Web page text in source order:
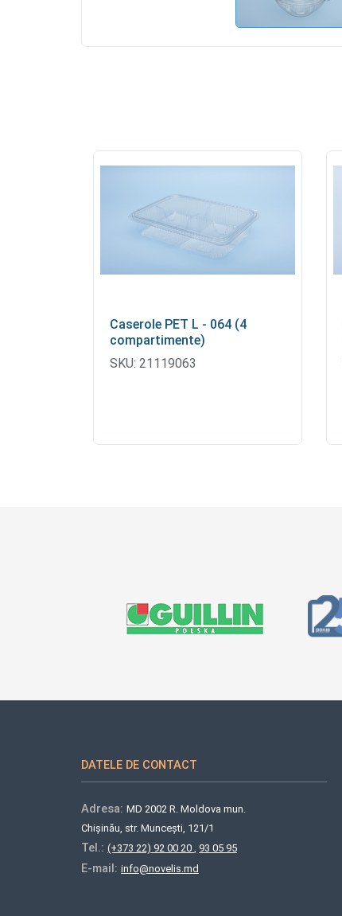
Caserole PET L - 064 (4
compartimente)
SKU: 21119063
DATELE DE CONTACT
Adresa: MD 2002 R. Moldova mun.
Chișinău, str. Muncești, 121/1
Tel.: (+373 22) 92 00 20 93 05 95
E-mail: info@novelis.md